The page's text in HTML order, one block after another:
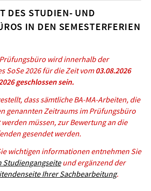
DES STUDIEN- UND P
IN DEN SEMESTERFERIEN S
wird innerhalb der
SoSe 2026 für die Zeit vom03.08.2026
geschlossen sein.
dass sämtliche BA-MA-Arbeiten, die
genannten Zeitraums im Prüfungsbüro
müssen, zur Bewertung an die
gesendet werden.
wichtigen informationen entnehmen Sie
Studiengangseiteund ergänzend der
Ihrer Sachbearbeitung.